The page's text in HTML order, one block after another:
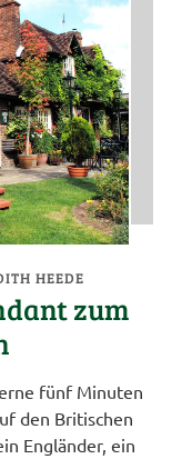
HEEDE
zum
fünf Minuten
den Britischen
Engländer, ein